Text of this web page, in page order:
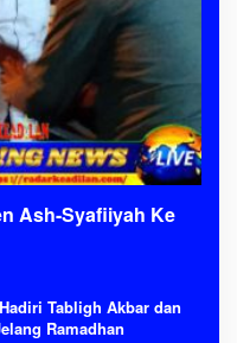
Ash-Syafiiyah Ke
Tabligh Akbar dan
Ramadhan